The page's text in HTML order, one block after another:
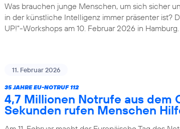
Was brauchen junge Menschen, um sich sicher
in der künstliche Intelligenz immer präsenter ist?
UP!“-Workshops am 10. Februar 2026 in Hamburg.
11. Februar 2026
35 JAHRE EU-NOTRUF 112
4,7 Millionen Notrufe aus dem
Sekunden rufen Menschen